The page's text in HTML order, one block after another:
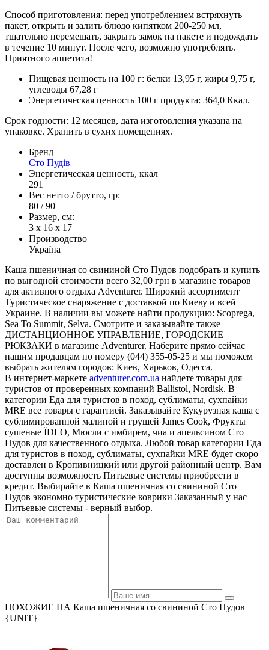
Способ приготовления: перед употреблением встряхнуть
пакет, открыть и залить блюдо кипятком 200-250 мл,
тщательно перемешать, закрыть замок на пакете и подождать
в течение 10 минут. После чего, возможно употреблять.
Приятного аппетита!
Пищевая ценность на 100 г: белки 13,95 г, жиры 9,75 г,
углеводы 67,28 г
Энергетическая ценность 100 г продукта: 364,0 Ккал.
Срок годности: 12 месяцев, дата изготовления указана на
упаковке. Хранить в сухих помещениях.
Бренд
Сто Пудів
Энергетическая ценность, ккал
291
Вес нетто / брутто, гр:
80 / 90
Размер, см:
3 х 16 x 17
Производство
Україна
Каша пшеничная со свининой Сто Пудов подобрать и купить
по выгодной стоимости всего 32,00 грн в магазине товаров
для активного отдыха Adventurer. Широкий ассортимент
Туристическое снаряжение с доставкой по Киеву и всей
Украине. В наличии вы можете найти продукцию: Scoprega,
Sea To Summit, Selva. Смотрите и заказывайте также
ДИСТАНЦИОННОЕ УПРАВЛЕНИЕ, ГОРОДСКИЕ
РЮКЗАКИ в магазине Adventurer. Наберите прямо сейчас
нашим продавцам по номеру (044) 355-05-25 и мы поможем
выбрать жителям городов: Киев, Харьков, Одесса.
В интернет-маркете adventurer.com.ua найдете товары для
туристов от проверенных компаний Ballistol, Nordisk. В
категории Еда для туристов в поход, сублиматы, сухпайки
MRE все товары с гарантией. Заказывайте Кукурузная каша с
сублимированной малиной и грушей James Cook, Фрукты
сушеные ЇDLO, Мюсли с имбирем, чиа и апельсином Сто
Пудов для качественного отдыха. Любой товар категории Еда
для туристов в поход, сублиматы, сухпайки MRE будет скоро
доставлен в Кропивницкий или другой районный центр. Вам
доступны возможность Питьевые системы приобрести в
кредит. Выбирайте в Каша пшеничная со свининой Сто
Пудов экономно туристические коврики Заказанный у нас
Питьевые системы - верный выбор.
ПОХОЖИЕ НА Каша пшеничная со свининой Сто Пудов
{UNIT}